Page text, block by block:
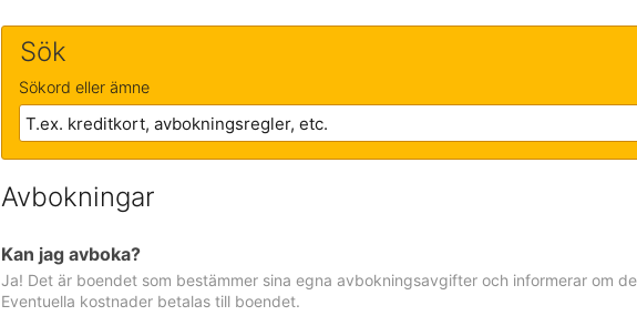
Sök
Sökord eller ämne
Avbokningar
Kan jag avboka?
Ja! Det är boendet som bestämmer sina egna avbokningsavgifter och informerar om
Eventuella kostnader betalas till boendet.